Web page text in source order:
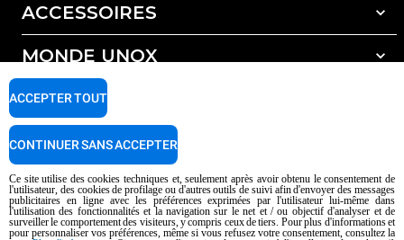
ACCESSOIRES
Tous les accessoires
Détergents pour lavage automatique
Détergents pour lavage manuel
Traitement de l'eau avec filtres à résine
MONDE UNOX
Nos bureaux dans le monde
SUPPORT
Garantie Unox
Trouver les Centres SAV
AI Content Disclaimer Privacy policy Cookie policy
Ce site utilise des cookies techniques et, seulement après avoir obtenu le consentement de
l'utilisateur, des cookies de profilage ou d'autres outils de suivi afin d'envoyer des messages
publicitaires en ligne avec les préférences exprimées par l'utilisateur lui-même dans
l'utilisation des fonctionnalités et la navigation sur le net et / ou objectif d'analyser et de
surveiller le comportement des visiteurs, y compris ceux de tiers. Pour plus d'informations et
pour personnaliser vos préférences, même si vous refusez votre consentement, consultez la
ACCEPTER TOUT
CONTINUER SANS ACCEPTER